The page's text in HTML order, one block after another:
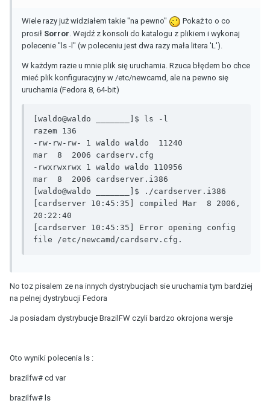
Wiele razy już widziałem takie "na pewno"
Pokaż to o co
prosił Sorror. Wejdź z konsoli do katalogu z plikiem i wykonaj
polecenie "ls -l" (w poleceniu jest dwa razy mała litera 'L').
W każdym razie u mnie plik się uruchamia. Rzuca błędem bo chce
mieć plik konfiguracyjny w /etc/newcamd, ale na pewno się
uruchamia (Fedora 8, 64-bit)
[waldo@waldo _______]$ ls -l
razem 136
-rw-rw-rw- 1 waldo waldo  11240
mar  8  2006 cardserv.cfg
-rwxrwxrwx 1 waldo waldo 110956
mar  8  2006 cardserver.i386
[waldo@waldo _______]$ ./cardserver.i386
[cardserver 10:45:35] compiled Mar  8 2006,
20:22:40
[cardserver 10:45:35] Error opening config
file /etc/newcamd/cardserv.cfg.
No toz pisalem ze na innych dystrybucjach sie uruchamia tym bardziej
na pelnej dystrybucji Fedora
Ja posiadam dystrybucje BrazilFW czyli bardzo okrojona wersje
Oto wyniki polecenia ls :
brazilfw# cd var
brazilfw# ls